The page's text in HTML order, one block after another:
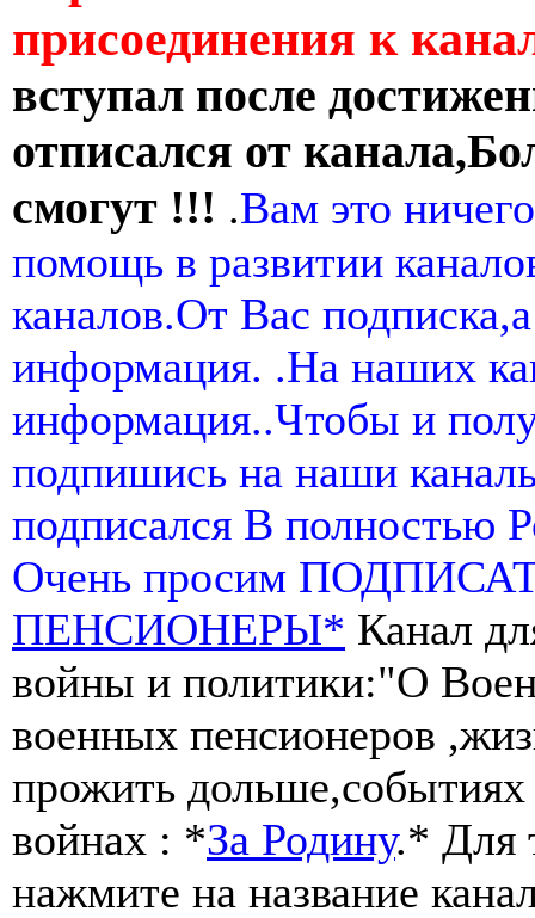
присоединения к
вступал после
отписался от
смогут !!! .Вам это
помощь в развитии
каналов.От Вас
информация. .На наших
информация..Чтобы и
подпишись на наши
подписался В полностью
Очень просим
ПЕНСИОНЕРЫ* Канал
войны и политики:"О
военных пенсионеров
прожить
войнах : *За Родину.* Для
нажмите на название